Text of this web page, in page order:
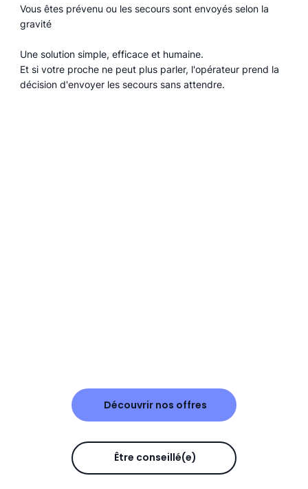
Découvrir nos offres
Être conseillé(e)
Vous êtes prévenu ou les secours sont envoyés selon la
gravité
Une solution simple, efficace et humaine.
Et si votre proche ne peut plus parler, l'opérateur prend la
décision d'envoyer les secours sans attendre.